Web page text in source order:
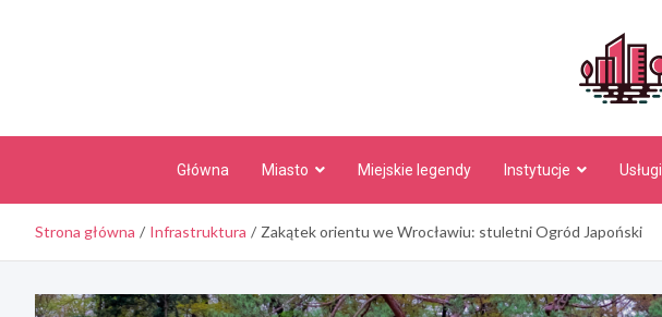
Główna Miasto Miejskie legendy Instytucje Usługi
Strona główna Infrastruktura Zakątek orientu we Wrocławiu: stuletni Ogród Japoński